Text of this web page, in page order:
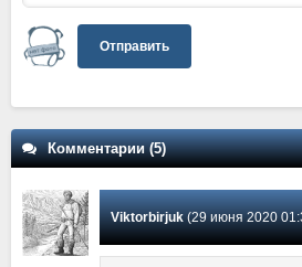
Отправить
Комментарии (5)
Viktorbirjuk(29 июня 2020 01:36)